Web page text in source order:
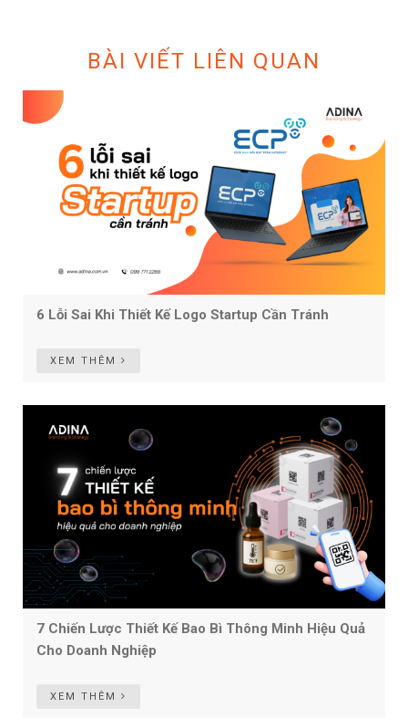
BÀI VIẾT LIÊN QUAN
6 Lỗi Sai Khi Thiết Kế Logo Startup Cần Tránh
XEM THÊM
7 Chiến Lược Thiết Kế Bao Bì Thông Minh Hiệu Quả
Cho Doanh Nghiệp
XEM THÊM